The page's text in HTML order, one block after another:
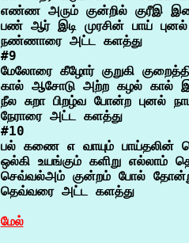
எண்ண அரும் குன்றில் குரீஇ
பண் ஆர் இடி முரசின் பாய்
நண்ணாரை அட்ட களத்து
#9
மேலோரை கீழோர் குறுகி
கால் ஆசோடு அற்ற கழல் கால்
நீல சுறா பிறழ்வ போன்ற புனல்
நேராரை அட்ட களத்து
#10
பல் கணை எ வாயும் பாய்தலின்
ஒல்கி உயங்கும் களிறு எல்லாம்
செவ்வல்அம் குன்றம் போல்
தெவ்வரை அட்ட களத்து
மேல்